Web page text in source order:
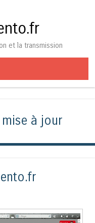
et la transmission
mise à jour